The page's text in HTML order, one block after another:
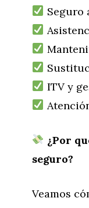
Seguro
ITV y
¿Por
seguro?
Veamos